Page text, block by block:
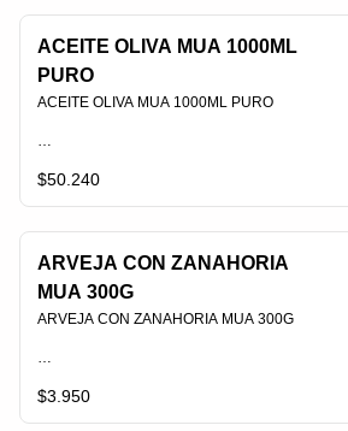
ACEITE OLIVA MUA 1000ML
PURO
ACEITE OLIVA MUA 1000ML PURO
$50.240
ARVEJA CON ZANAHORIA
MUA 300G
ARVEJA CON ZANAHORIA MUA 300G
$3.950